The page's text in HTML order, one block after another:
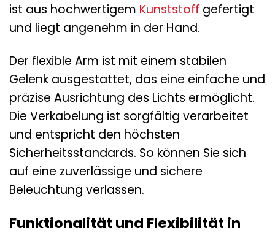
ist aus hochwertigem Kunststoff gefertigt
und liegt angenehm in der Hand.
Der flexible Arm ist mit einem stabilen
Gelenk ausgestattet, das eine einfache und
präzise Ausrichtung des Lichts ermöglicht.
Die Verkabelung ist sorgfältig verarbeitet
und entspricht den höchsten
Sicherheitsstandards. So können Sie sich
auf eine zuverlässige und sichere
Beleuchtung verlassen.
Funktionalität und Flexibilität in